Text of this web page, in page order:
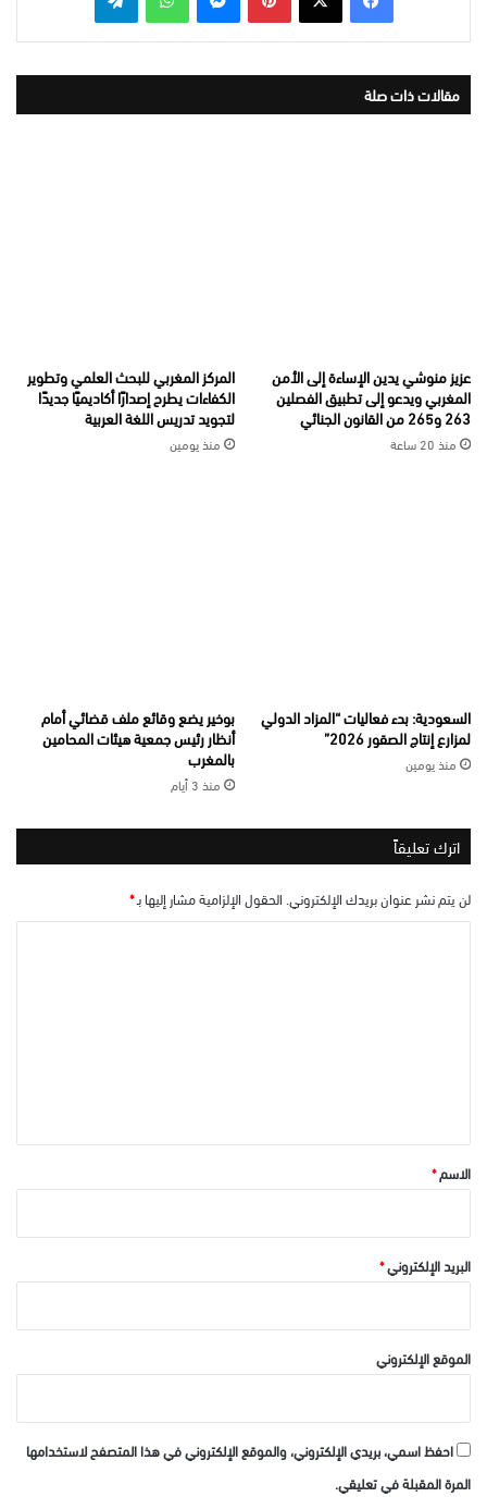
مقالات ذات صلة
عزيز منوشي يدين الإساءة إلى الأمن
المغربي ويدعو إلى تطبيق الفصلين
263 و265 من القانون الجنائي
منذ 20 ساعة
المركز المغربي للبحث العلمي وتطوير
الكفاءات يطرح إصدارًا أكاديميًا جديدًا
لتجويد تدريس اللغة العربية
منذ يومين
السعودية: بدء فعاليات “المزاد الدولي
لمزارع إنتاج الصقور 2026”
منذ يومين
بوخير يضع وقائع ملف قضائي أمام
أنظار رئيس جمعية هيئات المحامين
بالمغرب
منذ 3 أيام
اترك تعليقاً
لن يتم نشر عنوان بريدك الإلكتروني. الحقول الإلزامية مشار إليها بـ*
*الاسم*
البريد الإلكتروني*
الموقع الإلكتروني
احفظ اسمي، بريدي الإلكتروني، والموقع الإلكتروني في هذا المتصفح لاستخدامها
المرة المقبلة في تعليقي.